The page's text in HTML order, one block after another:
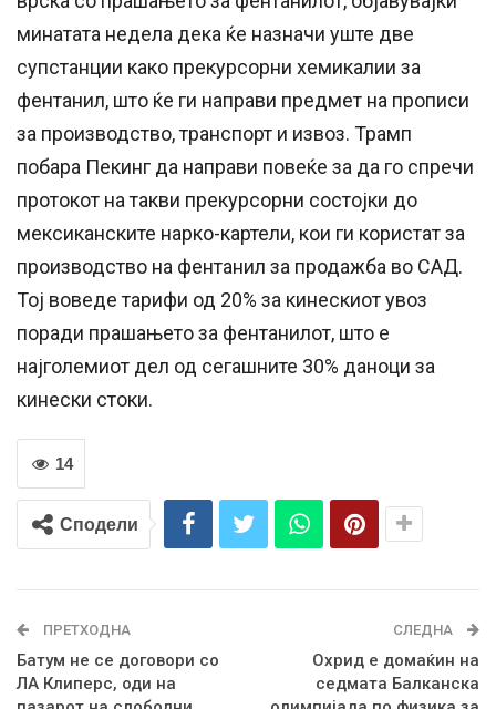
минатата недела дека ќе назначи уште две
супстанции како прекурсорни хемикалии за
фентанил, што ќе ги направи предмет на прописи
за производство, транспорт и извоз. Трамп
побара Пекинг да направи повеќе за да го спречи
протокот на такви прекурсорни состојки до
мексиканските нарко-картели, кои ги користат за
производство на фентанил за продажба во САД.
Тој воведе тарифи од 20% за кинескиот увоз
поради прашањето за фентанилот, што е
најголемиот дел од сегашните 30% даноци за
кинески стоки.
14
Сподели
ПРЕТХОДНА
Батум не се договори со
ЛА Клиперс, оди на
СЛЕДНА
Охрид е домаќин на
седмата Балканска